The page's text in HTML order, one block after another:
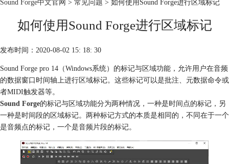
Sound Forge中文官网 > 常见问题 > 如何使用Sound Forge进行区域标记
如何使用Sound Forge进行区域标记
发布时间：2020-08-02 15: 18: 30
Sound Forge pro 14（Windows系统）的标记与区域功能，允许用户在音频
的数据窗口时间轴上进行区域标记。这些标记可以是批注、元数据命令或
者MIDI触发器等。
Sound Forge的标记与区域功能分为两种情况，一种是时间点的标记，另
一种是时间段的区域标记。两种标记方式的本质是相同的，不同在于一个
是音频点的标记，一个是音频片段的标记。